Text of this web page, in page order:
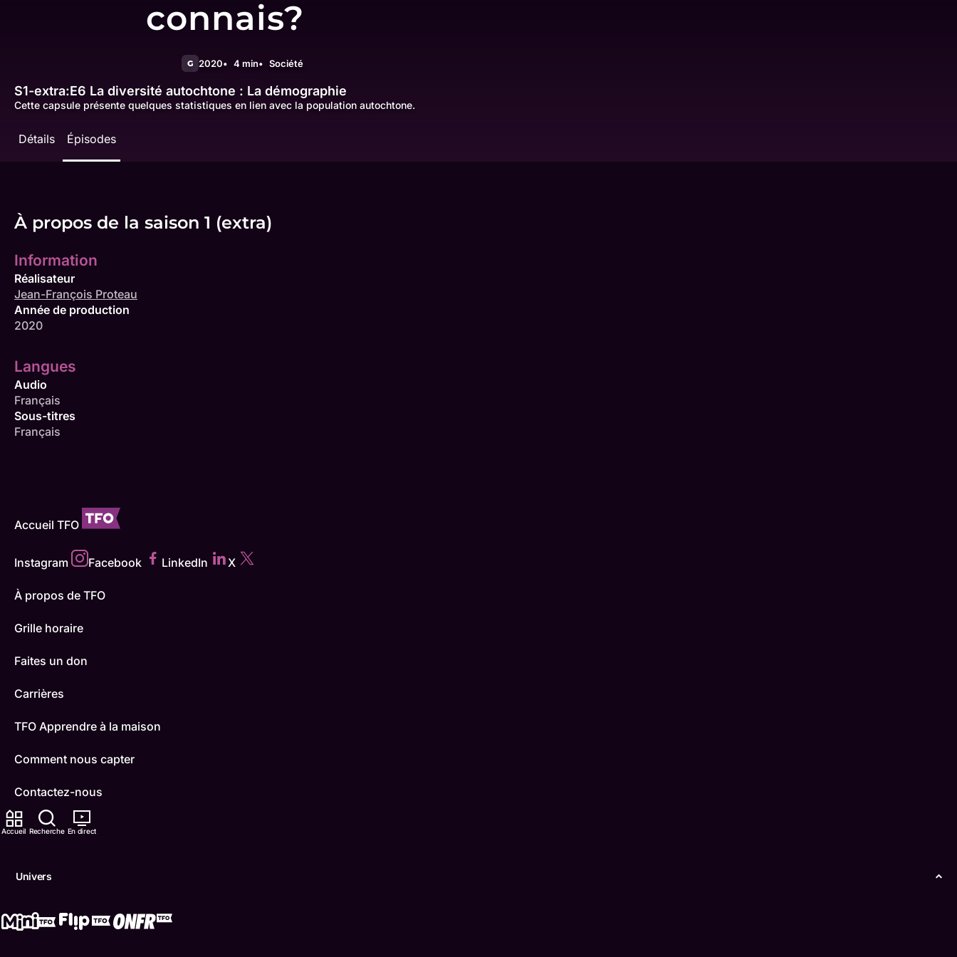
Accueil Recherche En direct
Univers
connais?
G 2020 4 min Société
S1-extra:E6 La diversité autochtone : La démographie
Cette capsule présente quelques statistiques en lien avec la population autochtone.
Détails Épisodes
À propos de la saison 1 (extra)
Information
Réalisateur
Jean-François Proteau
Année de production
2020
Langues
Audio
Français
Sous-titres
Français
Accueil TFO
Instagram Facebook LinkedIn X
À propos de TFO
Grille horaire
Faites un don
Carrières
TFO Apprendre à la maison
Comment nous capter
Contactez-nous
ONFR
Conditions d'utilisation